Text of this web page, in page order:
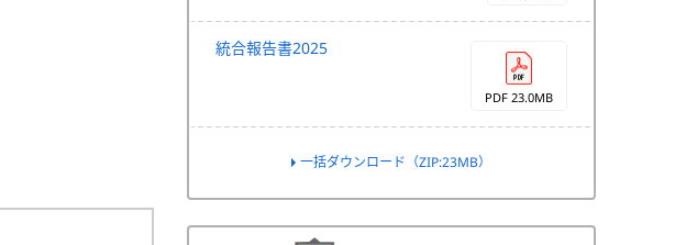
統合報告書2025
PDF 23.0MB
一括ダウンロード（ZIP:23MB）